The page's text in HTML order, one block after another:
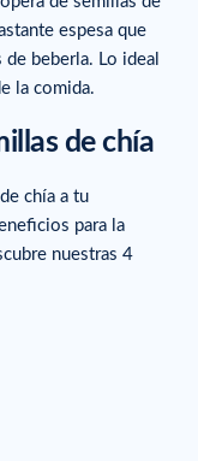
espesa que
beberla. Lo ideal
la comida.
de chía
chía a tu
para la
nuestras 4